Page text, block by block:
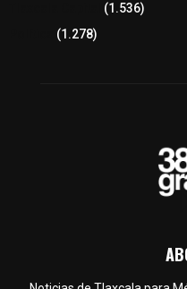
(1.536)
(1.278)